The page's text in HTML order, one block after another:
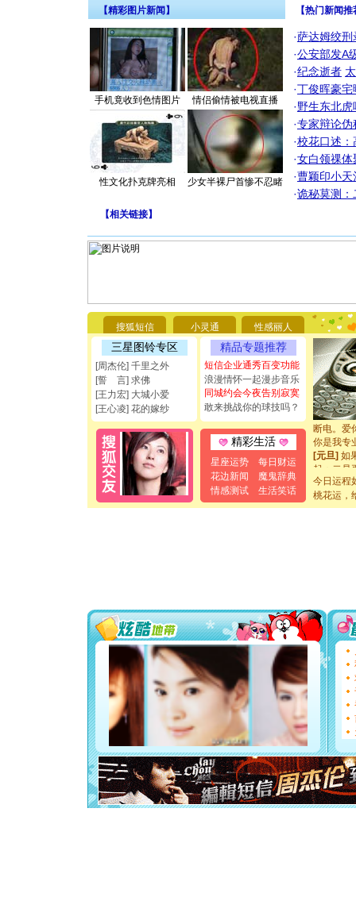
【精彩图片新闻】
手机竟收到色情图片 情侣偷情被电视直播
性文化扑克牌亮相 少女半裸尸首惨不忍睹
【热门新闻
·萨达姆绞刑
·公安部发A
·纪念逝者
·丁俊晖豪
·野生东北
·专家辩论伪
·校花口述：
·女白领祼体
·曹颖印小天
·诡秘莫测：
【相关链接】
搜狐短信 小灵通 性感丽人
三星图铃专区
[周杰伦] 千里之外
[誓 言] 求佛
[王力宏] 大城小爱
[王心凌] 花的嫁纱
精品专题推荐
短信企业通秀百变功能
浪漫情怀一起漫步音乐
同城约会今夜告别寂寞
敢来挑战你的球技吗？
精彩生活
星座运势
每日财运
花边新闻
魔鬼辞典
情感测试
生活笑话
[圣诞节]
你太多，
要平安
[圣诞节]
能正大光
都要快乐
[圣诞节]
如意,快
[元旦]看
断电。爱
你是我专
[元旦]如
起；二是
离。水晶
[元旦]当
泣，这痛
[圣诞节]
你太多
要平安！
[圣诞节]
能正大
都要快乐
[圣诞节]
如意,快
[元旦]
看
断电。
你是我
[元旦]如
起；二是
离。水晶
[元旦]当
今日运程
桃花运，